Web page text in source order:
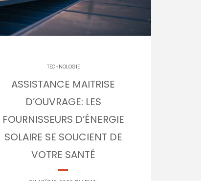
TECHNOLOGIE
ASSISTANCE MAITRISE
D’OUVRAGE: LES
FOURNISSEURS D’ÉNERGIE
SOLAIRE SE SOUCIENT DE
VOTRE SANTÉ